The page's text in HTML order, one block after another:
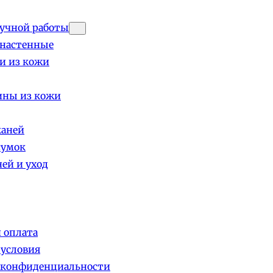
работы
из кожи
из кожи
и уход
оплата